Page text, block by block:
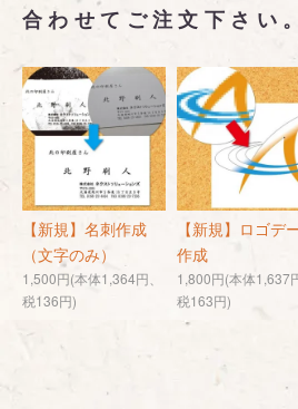
合わせてご注文下さい。
【新規】名刺作成
（文字のみ）
1,500円(本体1,364円、
税136円)
【新規】ロゴデ
作成
1,800円(本体1,637
税163円)